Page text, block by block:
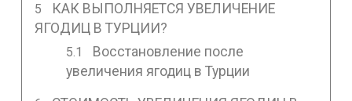
КАК ВЫПОЛНЯЕТСЯ УВЕЛИЧЕНИЕ
ЯГОДИЦ В ТУРЦИИ?
Восстановление после
увеличения ягодиц в Турции